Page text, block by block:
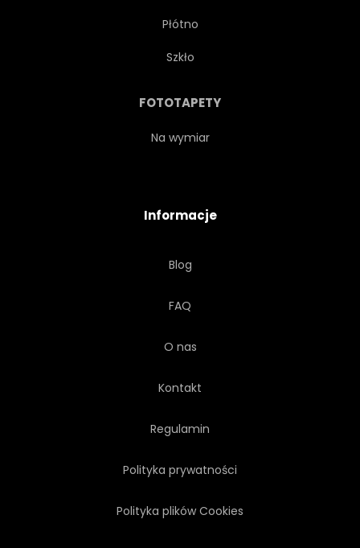
Płótno
Szkło
FOTOTAPETY
Na wymiar
Informacje
Blog
FAQ
O nas
Kontakt
Regulamin
Polityka prywatności
Polityka plików Cookies